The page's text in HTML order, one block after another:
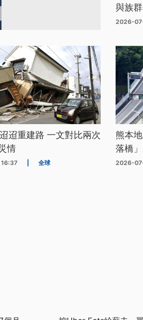
與族
2026-
迢重建路 一文對比兩次
情
全球
熊本
落橋
2026-